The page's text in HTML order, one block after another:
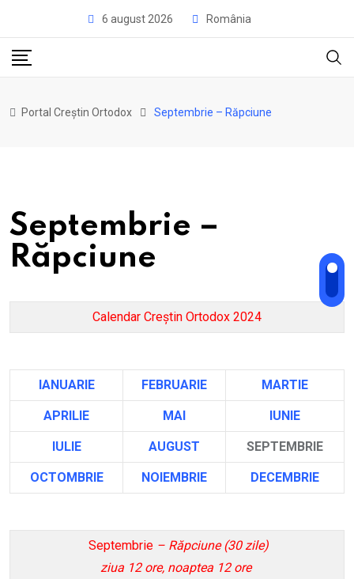
content
6 august 2026 România
Portal Creștin Ortodox Septembrie – Răpciune
Septembrie –
Răpciune
Calendar Creștin Ortodox 2024
IANUARIE FEBRUARIE MARTIE
APRILIE MAI IUNIE
IULIE AUGUST SEPTEMBRIE
OCTOMBRIE NOIEMBRIE DECEMBRIE
Septembrie – Răpciune (30 zile)
ziua 12 ore, noaptea 12 ore